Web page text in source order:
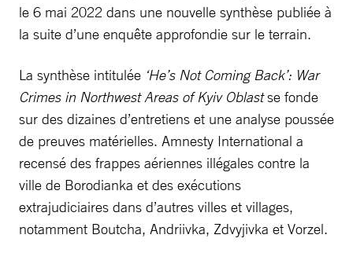
le 6 mai 2022 dans une nouvelle synthèse publiée à
la suite d’une enquête approfondie sur le terrain.
La synthèse intitulée ‘He’s Not Coming Back’: War
Crimes in Northwest Areas of Kyiv Oblastse fonde
sur des dizaines d’entretiens et une analyse poussée
de preuves matérielles. Amnesty International a
recensé des frappes aériennes illégales contre la
ville de Borodianka et des exécutions
extrajudiciaires dans d’autres villes et villages,
notamment Boutcha, Andriivka, Zdvyjivka et Vorzel.